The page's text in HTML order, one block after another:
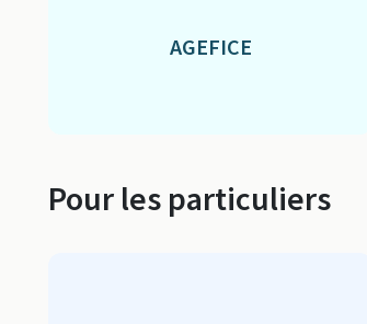
AGEFICE
Pour les particuliers